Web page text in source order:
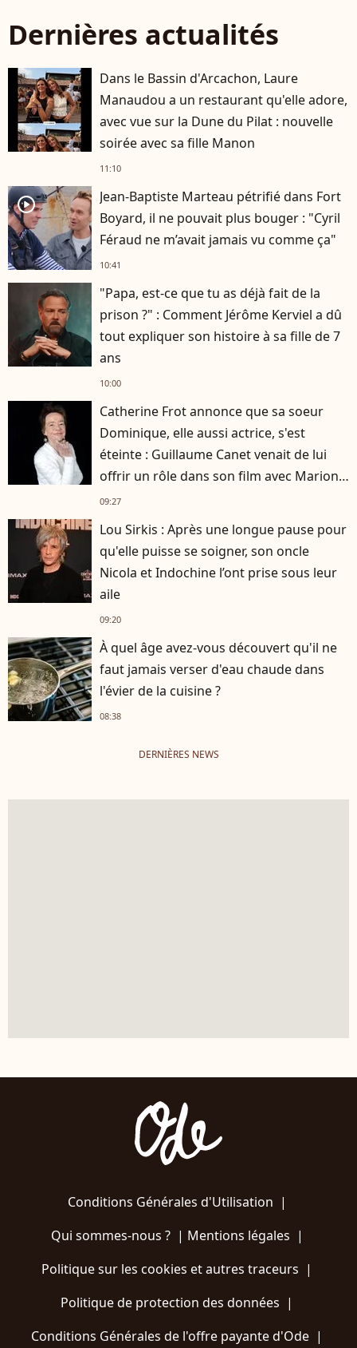
Dernières actualités
Dans le Bassin d'Arcachon, Laure
Manaudou a un restaurant qu'elle adore,
avec vue sur la Dune du Pilat : nouvelle
soirée avec sa fille Manon
11:10
player2
Jean-Baptiste Marteau pétrifié dans Fort
Boyard, il ne pouvait plus bouger : "Cyril
Féraud ne m’avait jamais vu comme ça"
10:41
"Papa, est-ce que tu as déjà fait de la
prison ?" : Comment Jérôme Kerviel a dû
tout expliquer son histoire à sa fille de 7
ans
10:00
Catherine Frot annonce que sa soeur
Dominique, elle aussi actrice, s'est
éteinte : Guillaume Canet venait de lui
offrir un rôle dans son film avec Marion
Cotillard
09:27
Lou Sirkis : Après une longue pause pour
qu'elle puisse se soigner, son oncle
Nicola et Indochine l’ont prise sous leur
aile
09:20
À quel âge avez-vous découvert qu'il ne
faut jamais verser d'eau chaude dans
l'évier de la cuisine ?
08:38
DERNIÈRES NEWS
Conditions Générales d'Utilisation |
Qui sommes-nous ?| Mentions légales |
Politique sur les cookies et autres traceurs |
Politique de protection des données |
Conditions Générales de l'offre payante d'Ode |